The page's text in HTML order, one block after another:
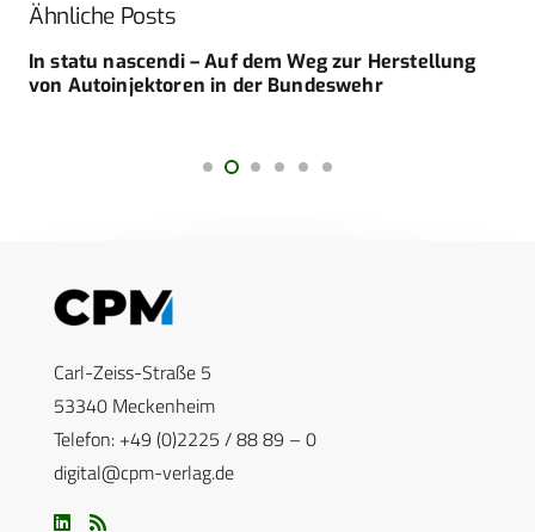
Ähnliche Posts
In statu nascendi – Auf dem Weg zur Herstellung
von ­Autoinjektoren in der Bundeswehr
Carl-Zeiss-Straße 5
53340 Meckenheim
Telefon: +49 (0)2225 / 88 89 – 0
digital@cpm-verlag.de